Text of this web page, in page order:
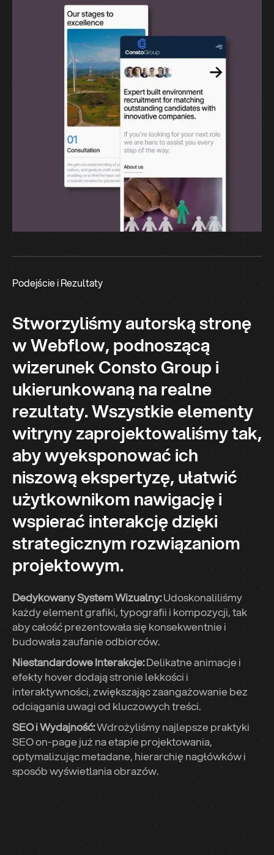
Podejście i Rezultaty
Stworzyliśmy autorską stronę
w Webflow, podnoszącą
wizerunek Consto Group i
ukierunkowaną na realne
rezultaty. Wszystkie elementy
witryny zaprojektowaliśmy tak,
aby wyeksponować ich
niszową ekspertyzę, ułatwić
użytkownikom nawigację i
wspierać interakcję dzięki
strategicznym rozwiązaniom
projektowym.
Dedykowany System Wizualny:Udoskonaliliśmy
każdy element grafiki, typografii i kompozycji, tak
aby całość prezentowała się konsekwentnie i
budowała zaufanie odbiorców.
Niestandardowe Interakcje:Delikatne animacje i
efekty hover dodają stronie lekkości i
interaktywności, zwiększając zaangażowanie bez
odciągania uwagi od kluczowych treści.
SEO i Wydajność:Wdrożyliśmy najlepsze praktyki
SEO on-page już na etapie projektowania,
optymalizując metadane, hierarchię nagłówków i
sposób wyświetlania obrazów.